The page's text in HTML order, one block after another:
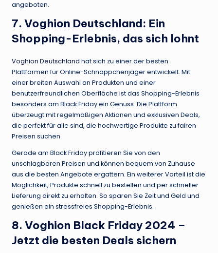
angeboten.
7. Voghion Deutschland: Ein
Shopping-Erlebnis, das sich lohnt
Voghion Deutschland hat sich zu einer der besten
Plattformen für Online-Schnäppchenjäger entwickelt. Mit
einer breiten Auswahl an Produkten und einer
benutzerfreundlichen Oberfläche ist das Shopping-Erlebnis
besonders am Black Friday ein Genuss. Die Plattform
überzeugt mit regelmäßigen Aktionen und exklusiven Deals,
die perfekt für alle sind, die hochwertige Produkte zu fairen
Preisen suchen.
Gerade am Black Friday profitieren Sie von den
unschlagbaren Preisen und können bequem von Zuhause
aus die besten Angebote ergattern. Ein weiterer Vorteil ist die
Möglichkeit, Produkte schnell zu bestellen und per schneller
Lieferung direkt zu erhalten. So sparen Sie Zeit und Geld und
genießen ein stressfreies Shopping-Erlebnis.
8. Voghion Black Friday 2024 –
Jetzt die besten Deals sichern